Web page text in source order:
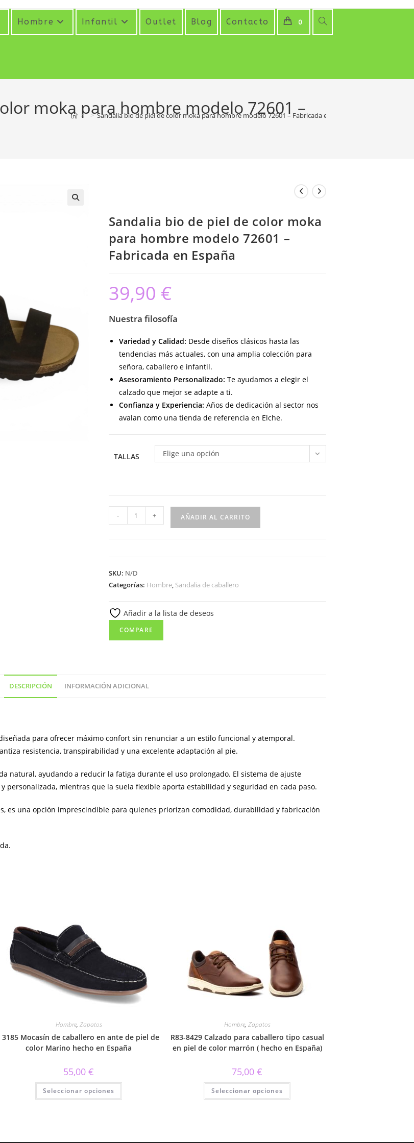
Hombre Infantil Outlet Blog Contacto 0 Alternar
moka para hombre modelo 72601 –
> > Sandalia bio de piel de color moka para hombre modelo 72601 – Fabricada en España
Sandalia bio de piel de color moka
para hombre modelo 72601 –
Fabricada en España
39,90 €
Nuestra filosofía
Variedad y Calidad: Desde diseños clásicos hasta las
tendencias más actuales, con una amplia colección para
señora, caballero e infantil.
Asesoramiento Personalizado: Te ayudamos a elegir el
calzado que mejor se adapte a ti.
Confianza y Experiencia: Años de dedicación al sector nos
avalan como una tienda de referencia en Elche.
TALLAS Elige una opción
Sandalia
bio
color
moka
hombre
modelo
72601
España
- + AÑADIR AL CARRITO
SKU: N/D
Categorías: Hombre, Sandalia de caballero
Añadir a la lista de deseos
COMPARE
DESCRIPCIÓN INFORMACIÓN ADICIONAL
para ofrecer máximo confort sin renunciar a un estilo funcional y atemporal.
resistencia, transpirabilidad y una excelente adaptación al pie.
natural, ayudando a reducir la fatiga durante el uso prolongado. El sistema de ajuste
personalizada, mientras que la suela flexible aporta estabilidad y seguridad en cada paso.
es una opción imprescindible para quienes priorizan comodidad, durabilidad y fabricación
Hombre, Zapatos
3185 Mocasín de caballero en ante de piel de
color Marino hecho en España
55,00€
Seleccionar opciones
Este
tiene
Hombre, Zapatos
R83-8429 Calzado para caballero tipo casual
en piel de color marrón ( hecho en España)
75,00€
Seleccionar opciones
Este
tiene